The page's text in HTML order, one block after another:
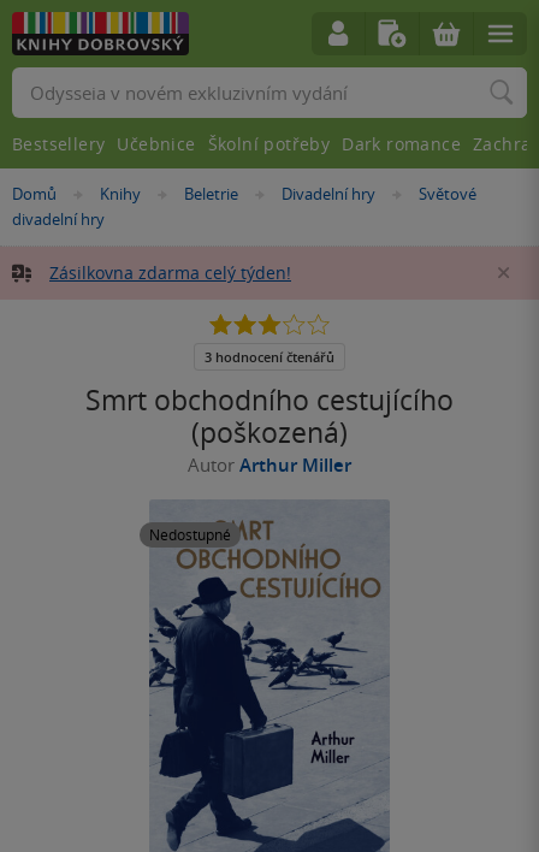
Nacházíte
se
Domů »Knihy »
Beletrie »
Divadelní hry »
Světové
divadelní hry
Zásilkovna zdarma celý týden!
Smrt obchodního cestujícího
(poškozená)
Autor Arthur Miller
Nedostupné
3.0
5
3 hodnocení čtenářů
Vyhledávání
Bestsellery Učebnice Školní potřeby Dark romance